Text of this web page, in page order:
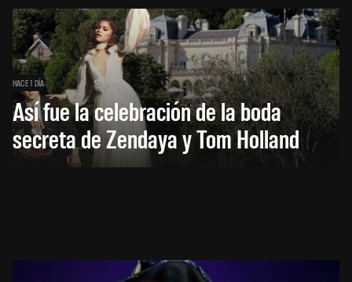
HACE 1 DÍA
Así fue la celebración de la boda
secreta de Zendaya y Tom Holland